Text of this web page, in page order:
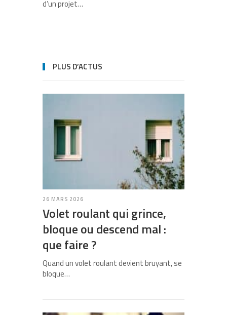
d’un projet…
PLUS D’ACTUS
26 MARS 2026
Volet roulant qui grince,
bloque ou descend mal :
que faire ?
Quand un volet roulant devient bruyant, se
bloque…